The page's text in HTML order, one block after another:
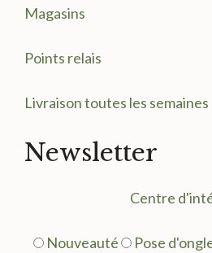
Magasins
Points relais
Livraison toutes les semaines
Newsletter
Centre
Nouveauté Pose